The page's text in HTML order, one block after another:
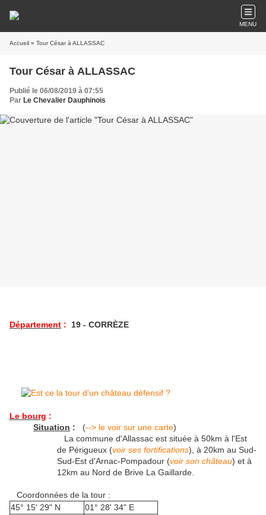
MENU
Accueil » Tour César à ALLASSAC
Tour César à ALLASSAC
Publié le 06/08/2019 à 07:55
Par Le Chevalier Dauphinois
Département : 19 - CORRÈZE
Le bourg :
Situation : (--> le voir sur une carte)
La commune d'Allassac est située à 50km à l'Est
de Périgueux (voir ses fortifications), à 20km au Sud-
Sud-Est d'Arnac-Pompadour (voir son château) et à
12km au Nord de Brive La Gaillarde.
Coordonnées de la tour :
45° 15' 29" N
01° 28' 34" E